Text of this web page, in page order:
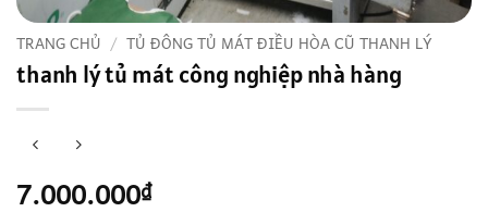
TRANG CHỦ / TỦ ĐÔNG TỦ MÁT ĐIỀU HÒA CŨ THANH LÝ
thanh lý tủ mát công nghiệp nhà hàng
7.000.000₫